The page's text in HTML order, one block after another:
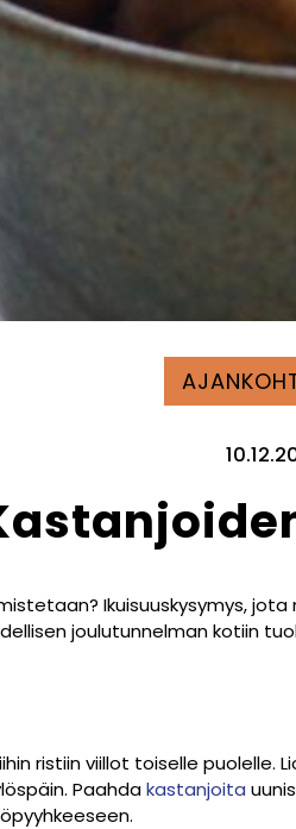
Ikuisuuskysymys,
joulutunnelman kotiin
ristiin viillot toiselle puolelle.
Paahdakastanjoita